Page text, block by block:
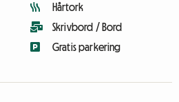
Hårtork
Skrivbord / Bord
Gratis parkering